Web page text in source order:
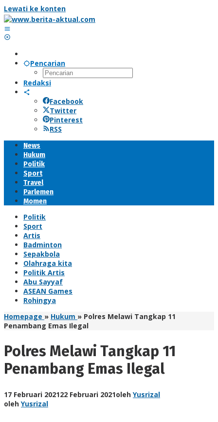
Lewati ke konten
Pencarian
Redaksi
Facebook
Twitter
Pinterest
RSS
News
Hukum
Politik
Sport
Travel
Parlemen
Momen
Politik
Sport
Artis
Badminton
Sepakbola
Olahraga kita
Politik Artis
Abu Sayyaf
ASEAN Games
Rohingya
Homepage » Hukum » Polres Melawi Tangkap 11
Penambang Emas Ilegal
Polres Melawi Tangkap 11
Penambang Emas Ilegal
17 Februari 202122 Februari 2021oleh Yusrizal
oleh Yusrizal